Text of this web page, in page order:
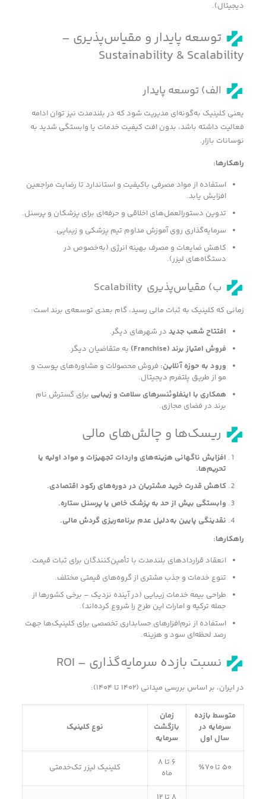
دیجیتال).
توسعه‌ پایدار و مقیاس‌پذیری –
Sustainability & Scalability
الف) توسعه پایدار
یعنی کلینیک به‌گونه‌ای مدیریت شود که در بلندمدت نیز توان ادامه
فعالیت داشته باشد، بدون افت کیفیت خدمات یا وابستگی شدید به
نوسانات بازار.
راهکارها:
استفاده از مواد مصرفی باکیفیت و استاندارد تا رضایت مراجعین
افزایش یابد.
تدوین دستورالعمل‌های اخلاقی و حرفه‌ای برای پزشکان و پرسنل.
سرمایه‌گذاری روی آموزش مداوم تیم پزشکی و زیبایی.
کاهش ضایعات و مصرف بهینه انرژی (به‌خصوص در
دستگاه‌های لیزر).
ب) مقیاس‌پذیری Scalability
زمانی که کلینیک به ثبات مالی رسید، گام بعدی توسعه‌ی برند است:
افتتاح شعب جدیددر شهرهای دیگر.
فروش امتیاز برند (Franchise)
به متقاضیان دیگر.
ورود به حوزه آنلاین: فروش محصولات و مشاوره‌های پوست و
مو از طریق پلتفرم دیجیتال.
همکاری با اینفلوئنسرهای سلامت و زیبایی برای گسترش نام
برند در فضای مجازی.
ریسک‌ها و چالش‌های مالی
افزایش ناگهانی هزینه‌های واردات تجهیزات و مواد اولیه یا
تحریم‌ها.
کاهش قدرت خرید مشتریان در دوره‌های رکود اقتصادی.
وابستگی بیش از حد به پزشک خاص یا پرسنل ستاره.
نقدینگی پایین به‌دلیل عدم برنامه‌ریزی گردش مالی.
راهکارها:
انعقاد قراردادهای بلندمدت با تأمین‌کنندگان برای ثبات قیمت.
تنوع خدمات و جذب مشتری از گروه‌های قیمتی مختلف.
طراحی بیمه خدمات زیبایی (در آینده نزدیک – برخی کشورها از
جمله ترکیه و امارات این طرح را شروع کرده‌اند).
استفاده از نرم‌افزارهای حسابداری تخصصی برای کلینیک‌ها جهت
رصد لحظه‌ای سود و هزینه.
نسبت بازده سرمایه‌گذاری – ROI
در ایران، بر اساس بررسی میدانی (۱۴۰۲ تا ۱۴۰۴):
متوسط بازده
سرمایه در
سال اول
زمان
بازگشت
سرمایه
نوع کلینیک
۵۰ تا ۷۰٪
۶ تا ۸
ماه
کلینیک لیزر تک‌خدمتی